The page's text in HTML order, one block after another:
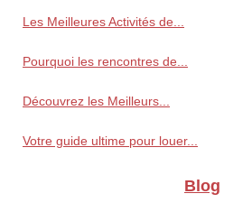
Les Meilleures Activités de...
Pourquoi les rencontres de...
Découvrez les Meilleurs...
Votre guide ultime pour louer...
Blog